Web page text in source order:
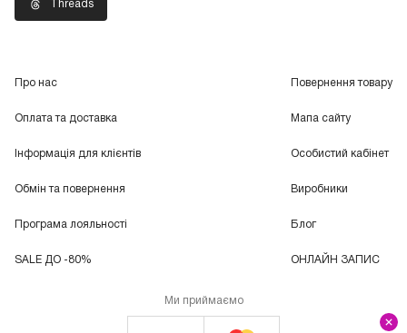
Threads
Про нас
Оплата та доставка
Інформація для клієнтів
Обмін та повернення
Програма лояльності
SALE ДО -80%
Повернення товару
Мапа сайту
Особистий кабінет
Виробники
Блог
ОНЛАЙН ЗАПИС
Ми приймаємо